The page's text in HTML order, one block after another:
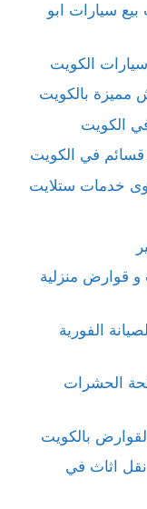
سيارات ابو
الكويت
بالكويت
الكويت
في الكويت
خدمات ستلايت
قوارض منزلية
الفورية
الحشرات
بالكويت
اثاث في